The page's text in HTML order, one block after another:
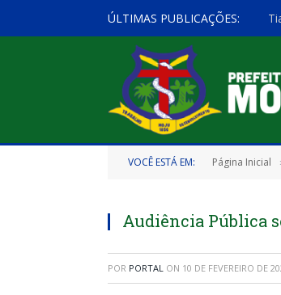
ÚLTIMAS PUBLICAÇÕES:
VOCÊ ESTÁ EM: Página Inicial
Audiência Pública
POR PORTAL ON 10 DE FEVEREIRO DE